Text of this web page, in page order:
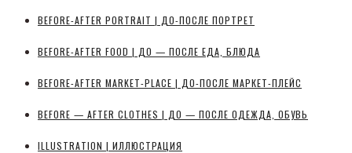
BEFORE-AFTER PORTRAIT | ДО-ПОСЛЕ ПОРТРЕТ
BEFORE-AFTER FOOD | ДО — ПОСЛЕ ЕДА, БЛЮДА
BEFORE-AFTER MARKET-PLACE | ДО-ПОСЛЕ МАРКЕТ-ПЛЕЙС
BEFORE — AFTER CLOTHES | ДО — ПОСЛЕ ОДЕЖДА, ОБУВЬ
ILLUSTRATION | ИЛЛЮСТРАЦИЯ